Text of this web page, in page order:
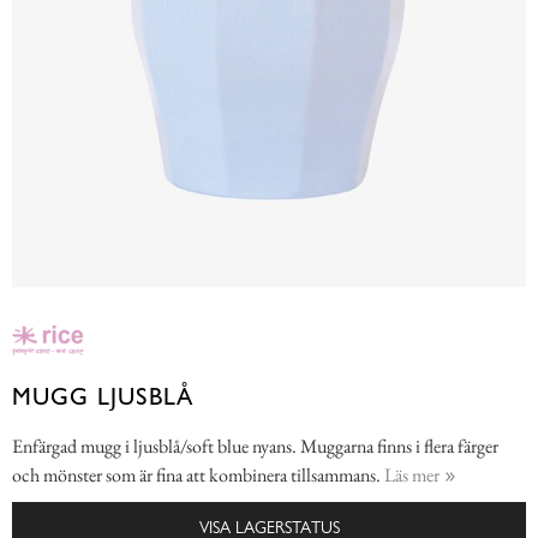
MUGG LJUSBLÅ
Enfärgad mugg i ljusblå/soft blue nyans. Muggarna finns i flera färger
och mönster som är fina att kombinera tillsammans. Läs mer
VISA LAGERSTATUS